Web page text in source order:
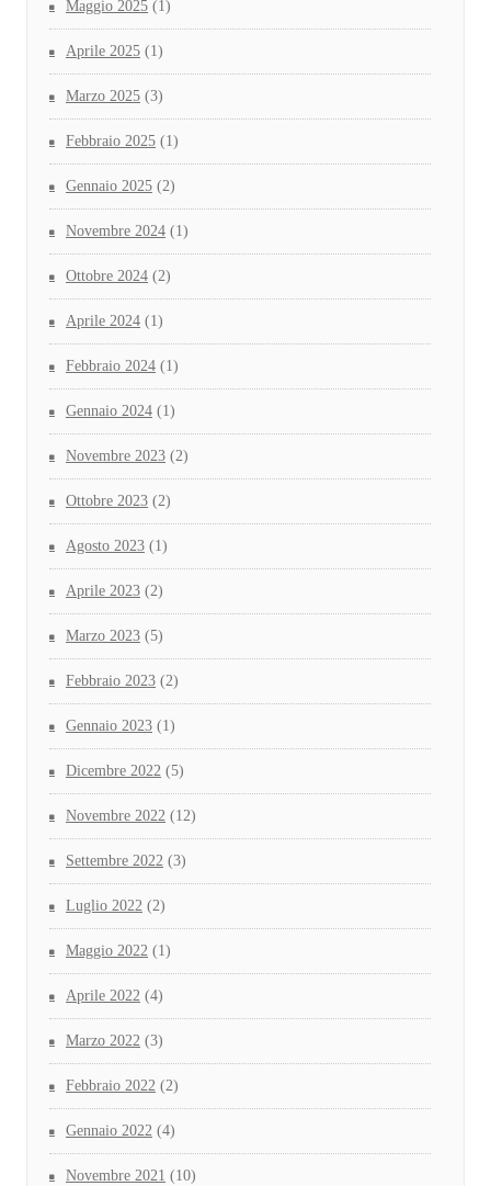
Maggio 2025 (1)
Aprile 2025 (1)
Marzo 2025 (3)
Febbraio 2025 (1)
Gennaio 2025 (2)
Novembre 2024 (1)
Ottobre 2024 (2)
Aprile 2024 (1)
Febbraio 2024 (1)
Gennaio 2024 (1)
Novembre 2023 (2)
Ottobre 2023 (2)
Agosto 2023 (1)
Aprile 2023 (2)
Marzo 2023 (5)
Febbraio 2023 (2)
Gennaio 2023 (1)
Dicembre 2022 (5)
Novembre 2022 (12)
Settembre 2022 (3)
Luglio 2022 (2)
Maggio 2022 (1)
Aprile 2022 (4)
Marzo 2022 (3)
Febbraio 2022 (2)
Gennaio 2022 (4)
Novembre 2021 (10)